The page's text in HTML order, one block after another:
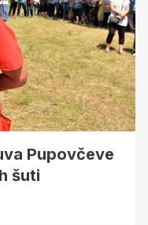
Pupovčeve
šuti